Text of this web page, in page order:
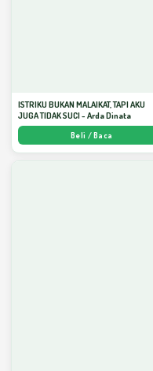
ISTRIKU BUKAN MALAIKAT, TAPI AKU
JUGA TIDAK SUCI - Arda Dinata
Beli / Baca